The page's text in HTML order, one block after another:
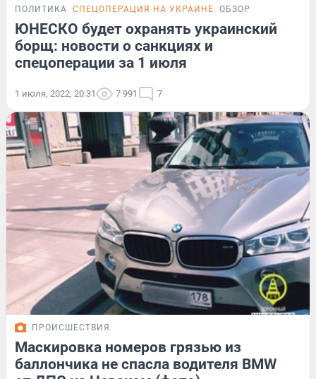
ПОЛИТИКА СПЕЦОПЕРАЦИЯ НА УКРАИНЕ ОБЗОР
ЮНЕСКО будет охранять украинский
борщ: новости о санкциях и
спецоперации за 1 июля
1 июля, 2022, 20:31 7 991 7
ПРОИСШЕСТВИЯ
Маскировка номеров грязью из
баллончика не спасла водителя BMW